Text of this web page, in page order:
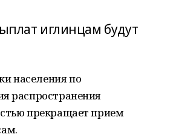
иглинцам будут
населения по
распространения
прекращает прием